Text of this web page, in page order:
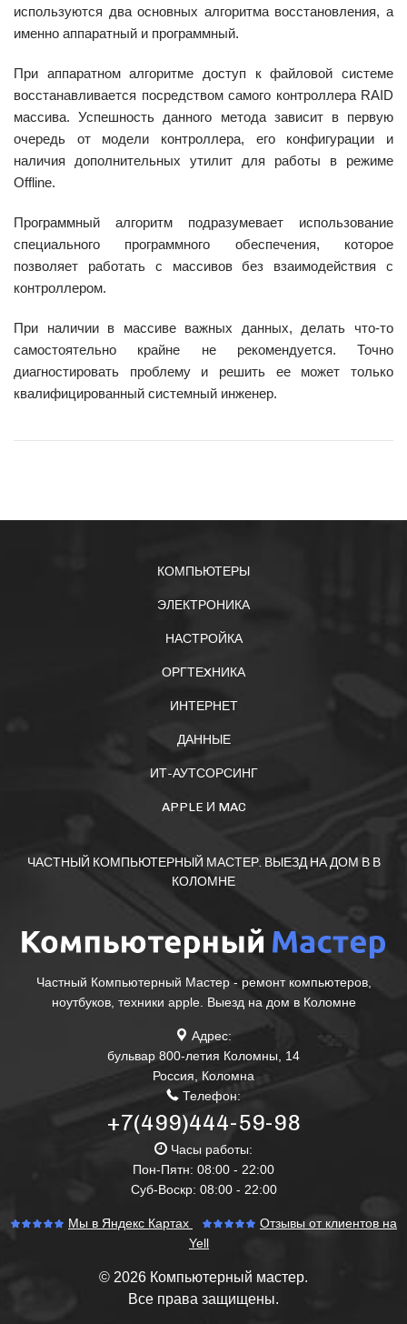
используются два основных алгоритма восстановления, а
именно аппаратный и программный.
При аппаратном алгоритме доступ к файловой системе
восстанавливается посредством самого контроллера RAID
массива. Успешность данного метода зависит в первую
очередь от модели контроллера, его конфигурации и
наличия дополнительных утилит для работы в режиме
Offline.
Программный алгоритм подразумевает использование
специального программного обеспечения, которое
позволяет работать с массивов без взаимодействия с
контроллером.
При наличии в массиве важных данных, делать что-то
самостоятельно крайне не рекомендуется. Точно
диагностировать проблему и решить ее может только
квалифицированный системный инженер.
КОМПЬЮТЕРЫ
ЭЛЕКТРОНИКА
НАСТРОЙКА
ОРГТЕXНИКА
ИНТЕРНЕТ
ДАННЫЕ
ИТ-АУТСОРСИНГ
APPLE И MAC
ЧАСТНЫЙ КОМПЬЮТЕРНЫЙ МАСТЕР. ВЫЕЗД НА ДОМ В В
КОЛОМНЕ
Частный Компьютерный Мастер - ремонт компьютеров,
ноутбуков, техники apple. Выезд на дом в Коломне
Адрес:
бульвар 800-летия Коломны, 14
Россия, Коломна
Телефон:
+7(499)444-59-98
Часы работы:
Пон-Пятн: 08:00 - 22:00
Суб-Воскр: 08:00 - 22:00
Мы в Яндекс Картах
Отзывы от клиентов на
Yell
© 2026 Компьютерный мастер.
Все права защищены.